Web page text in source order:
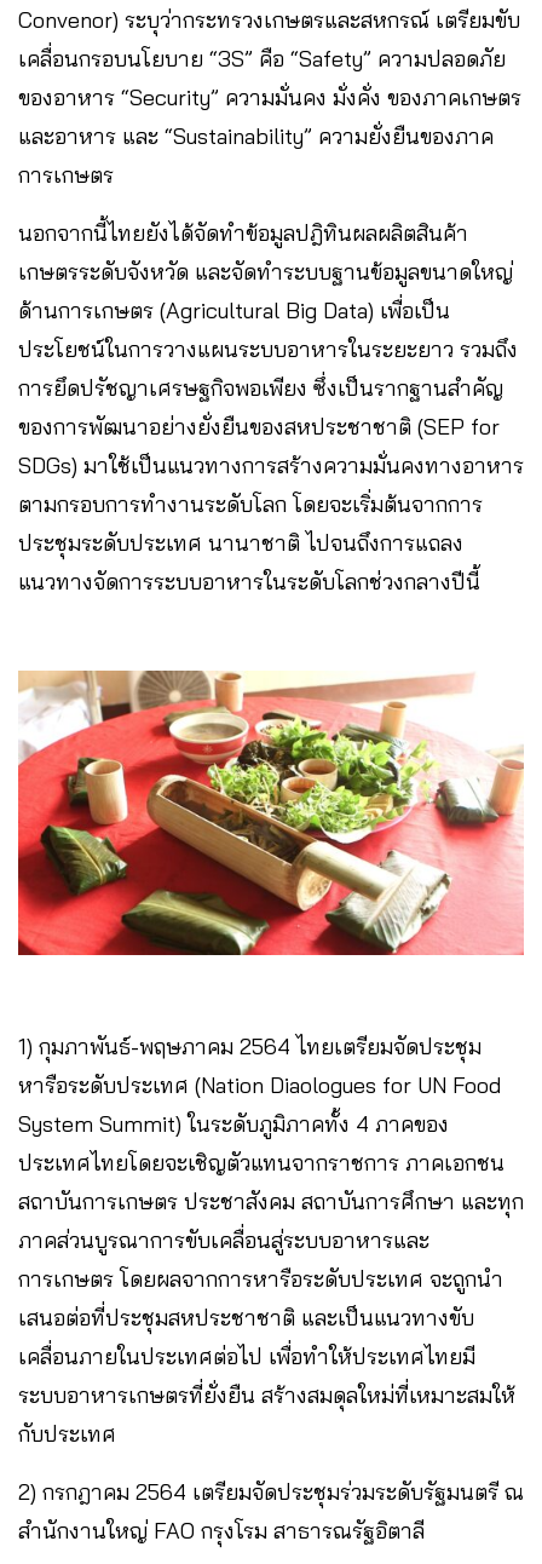
Convenor) ระบุว่ากระทรวงเกษตรและสหกรณ์ เตรียมขับ
เคลื่อนกรอบนโยบาย “3S” คือ “Safety” ความปลอดภัย
ของอาหาร “Security” ความมั่นคง มั่งคั่ง ของภาคเกษตร
และอาหาร และ “Sustainability” ความยั่งยืนของภาค
การเกษตร
นอกจากนี้ไทยยังได้จัดทำข้อมูลปฎิทินผลผลิตสินค้า
เกษตรระดับจังหวัด และจัดทำระบบฐานข้อมูลขนาดใหญ่
ด้านการเกษตร (Agricultural Big Data) เพื่อเป็น
ประโยชน์ในการวางแผนระบบอาหารในระยะยาว รวมถึง
การยึดปรัชญาเศรษฐกิจพอเพียง ซึ่งเป็นรากฐานสำคัญ
ของการพัฒนาอย่างยั่งยืนของสหประชาชาติ (SEP for
SDGs) มาใช้เป็นแนวทางการสร้างความมั่นคงทางอาหาร
ตามกรอบการทำงานระดับโลก โดยจะเริ่มต้นจากการ
ประชุมระดับประเทศ นานาชาติ ไปจนถึงการแถลง
แนวทางจัดการระบบอาหารในระดับโลกช่วงกลางปีนี้
1) กุมภาพันธ์-พฤษภาคม 2564 ไทยเตรียมจัดประชุม
หารือระดับประเทศ (Nation Diaologues for UN Food
System Summit) ในระดับภูมิภาคทั้ง 4 ภาคของ
ประเทศไทยโดยจะเชิญตัวแทนจากราชการ ภาคเอกชน
สถาบันการเกษตร ประชาสังคม สถาบันการศึกษา และทุก
ภาคส่วนบูรณาการขับเคลื่อนสู่ระบบอาหารและ
การเกษตร โดยผลจากการหารือระดับประเทศ จะถูกนำ
เสนอต่อที่ประชุมสหประชาชาติ และเป็นแนวทางขับ
เคลื่อนภายในประเทศต่อไป เพื่อทำให้ประเทศไทยมี
ระบบอาหารเกษตรที่ยั่งยืน สร้างสมดุลใหม่ที่เหมาะสมให้
กับประเทศ
2) กรกฎาคม 2564 เตรียมจัดประชุมร่วมระดับรัฐมนตรี ณ
สำนักงานใหญ่ FAO กรุงโรม สาธารณรัฐอิตาลี